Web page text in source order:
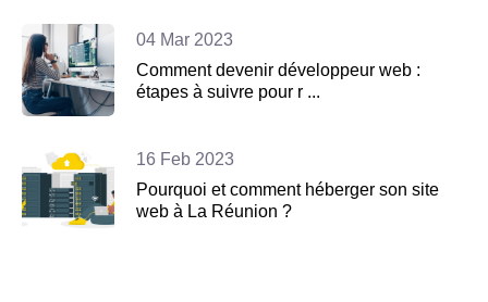
04 Mar 2023
Comment devenir développeur web :
étapes à suivre pour r ...
16 Feb 2023
Pourquoi et comment héberger son site
web à La Réunion ?